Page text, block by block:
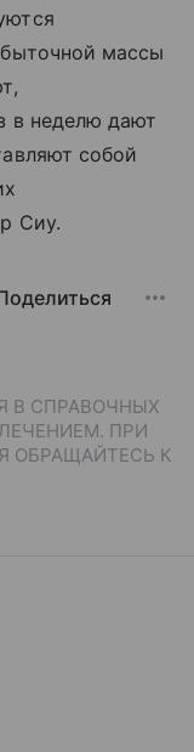
массы
в неделю дают
собой
Сиу.
В СПРАВОЧНЫХ
ПРИ
ОБРАЩАЙТЕСЬ К